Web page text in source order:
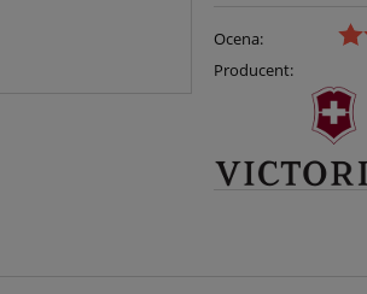
Ocena:
Producent: